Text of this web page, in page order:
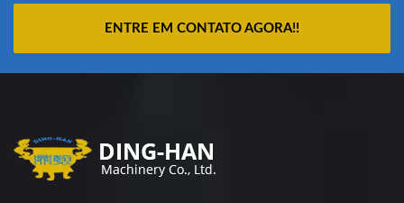
ENTRE EM CONTATO AGORA!!